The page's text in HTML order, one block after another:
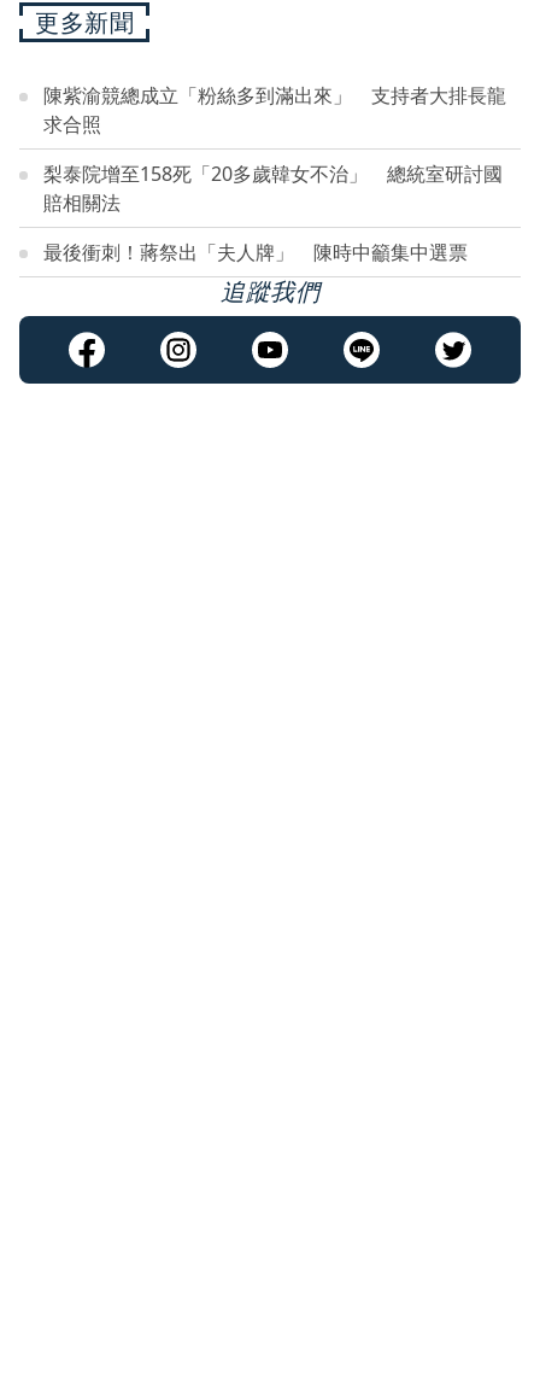
更多新聞
陳紫渝競總成立「粉絲多到滿出來」 支持者大排長龍
求合照
梨泰院增至158死「20多歲韓女不治」 總統室研討國
賠相關法
最後衝刺！蔣祭出「夫人牌」 陳時中籲集中選票
追蹤我們